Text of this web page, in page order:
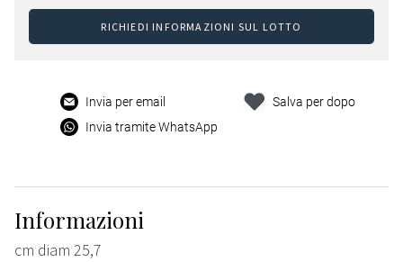
RICHIEDI INFORMAZIONI SUL LOTTO
Invia per email
Invia tramite WhatsApp
Salva per dopo
Informazioni
cm diam 25,7